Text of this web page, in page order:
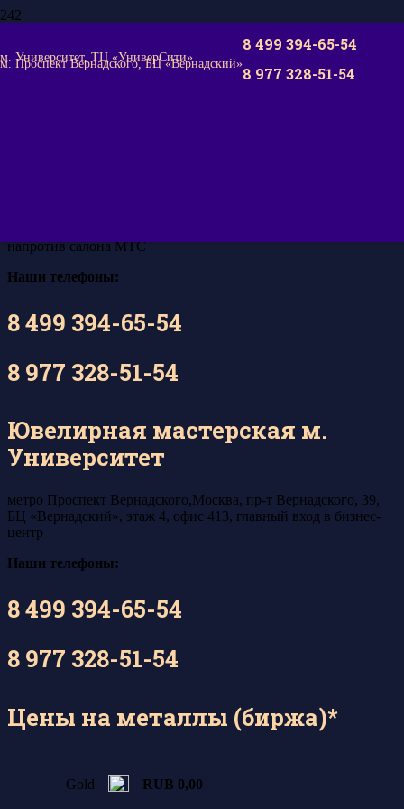
м. Университет, ТЦ «УниверСити»
м. Проспект Вернадского, БЦ «Вернадский»
8 499 394-65-54
8 977 328-51-54
напротив салона МТС
Наши телефоны:
8 499 394-65-54
8 977 328-51-54
Ювелирная мастерская м.
Университет
метро Проспект Вернадского,Москва, пр-т Вернадского, 39,
БЦ «Вернадский», этаж 4, офис 413, главный вход в бизнес-
центр
Наши телефоны:
8 499 394-65-54
8 977 328-51-54
Цены на металлы (биржа)*
Gold RUB 0,00